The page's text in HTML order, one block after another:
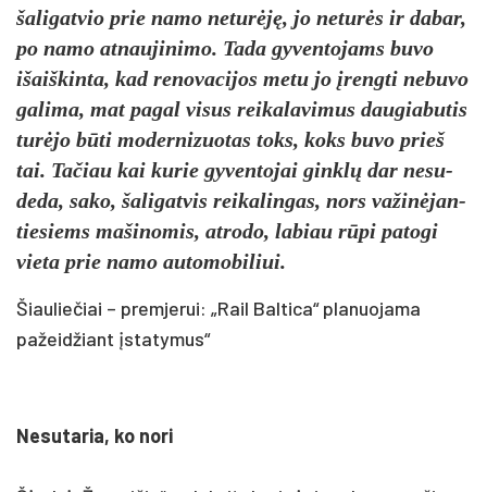
ša­li­gat­vio prie na­mo ne­turėję, jo ne­turės ir da­bar,
po na­mo at­nau­ji­ni­mo. Ta­da gy­ven­to­jams bu­vo
išaiš­kin­ta, kad re­no­va­ci­jos me­tu jo įreng­ti ne­bu­vo
ga­li­ma, mat pa­gal vi­sus rei­ka­la­vi­mus dau­gia­bu­tis
turė­jo būti mo­der­ni­zuo­tas toks, koks bu­vo prie­š
tai. Ta­čiau kai ku­rie gy­ven­to­jai ginklų dar ne­su­
de­da, sa­ko, ša­li­gat­vis rei­ka­lin­gas, nors va­žinė­jan­
tie­siems ma­ši­no­mis, at­ro­do, la­biau rūpi pa­to­gi
vie­ta prie na­mo au­to­mo­bi­liui.
Šiauliečiai – premjerui: „Rail Baltica“ planuojama
pažeidžiant įstatymus“
Ne­su­ta­ria, ko no­ri